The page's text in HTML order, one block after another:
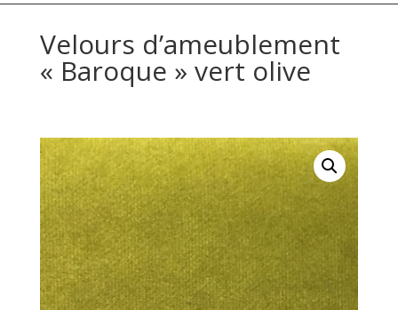
Velours d’ameublement
« Baroque » vert olive